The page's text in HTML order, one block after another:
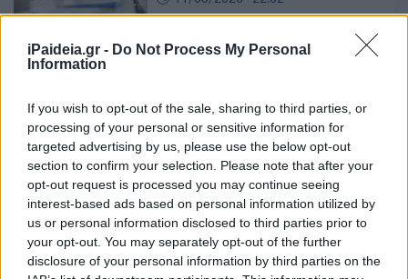
iPaideia.gr - Do Not Process My Personal
Information
If you wish to opt-out of the sale, sharing to third parties, or
processing of your personal or sensitive information for
targeted advertising by us, please use the below opt-out
section to confirm your selection. Please note that after your
opt-out request is processed you may continue seeing
interest-based ads based on personal information utilized by
us or personal information disclosed to third parties prior to
your opt-out. You may separately opt-out of the further
disclosure of your personal information by third parties on the
13/02/2025 - 10:44
Πανελλήνιες 2025 –
Στρατιωτικές σχολές: Προθεσμία
για τα δικαιολογητικά στις
προκαταρκτικές εξετάσεις
17/01/2025 - 11:56